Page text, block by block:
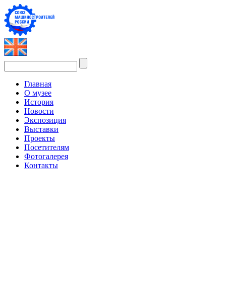
Главная
О музее
История
Новости
Экспозиция
Выставки
Проекты
Посетителям
Фотогалерея
Контакты